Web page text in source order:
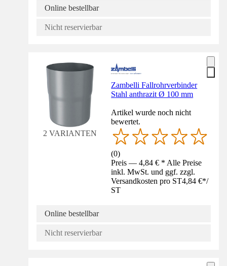
Online bestellbar
Nicht reservierbar
2 VARIANTEN
Zambelli Fallrohrverbinder
Stahl anthrazit Ø 100 mm
Artikel wurde noch nicht
bewertet.
(0)
Preis — 4,84 € * Alle Preise
inkl. MwSt. und ggf. zzgl.
Versandkosten pro ST4,84 €*/
ST
Online bestellbar
Nicht reservierbar